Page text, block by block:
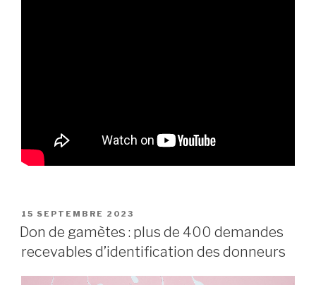
PUBLIÉ
LE
15 SEPTEMBRE 2023
Don de gamètes : plus de 400 demandes
recevables d’identification des donneurs